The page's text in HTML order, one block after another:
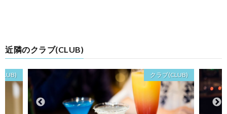
近隣のクラブ(CLUB)
クラブ(CLUB)